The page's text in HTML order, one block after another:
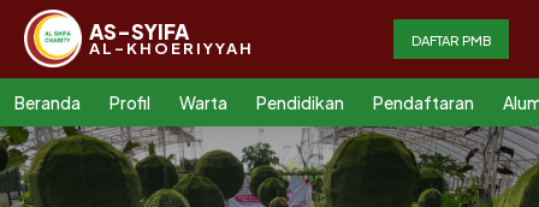
AS-SYIFA
AL-KHOERIYYAH DAFTAR PMB
Beranda Profil Warta Pendidikan Pendaftaran